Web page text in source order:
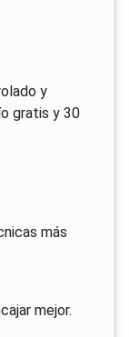
y
gratis y 30
más
mejor.